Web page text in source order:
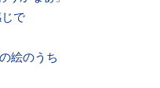
で
絵のうち